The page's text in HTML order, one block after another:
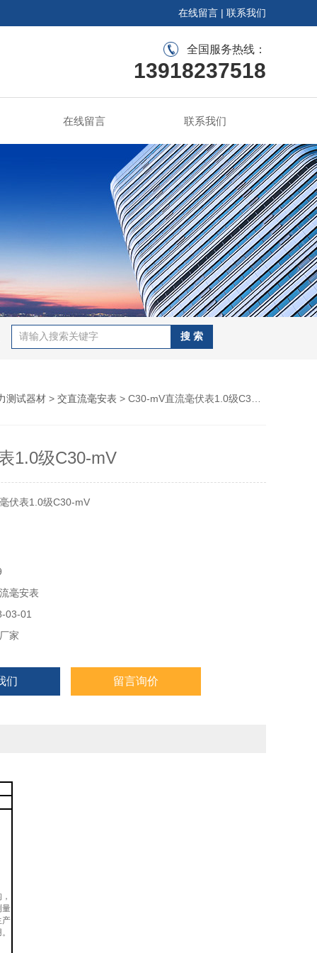
在线留言 | 联系我们
全国服务热线：
13918237518
在线留言 联系我们
测试器材 > 交直流毫安表 > C30-mV直流毫伏表1.0级C30-mV
1.0级C30-mV
伏表1.0级C30-mV
毫安表
03-01
家
们 留言询价
量
产